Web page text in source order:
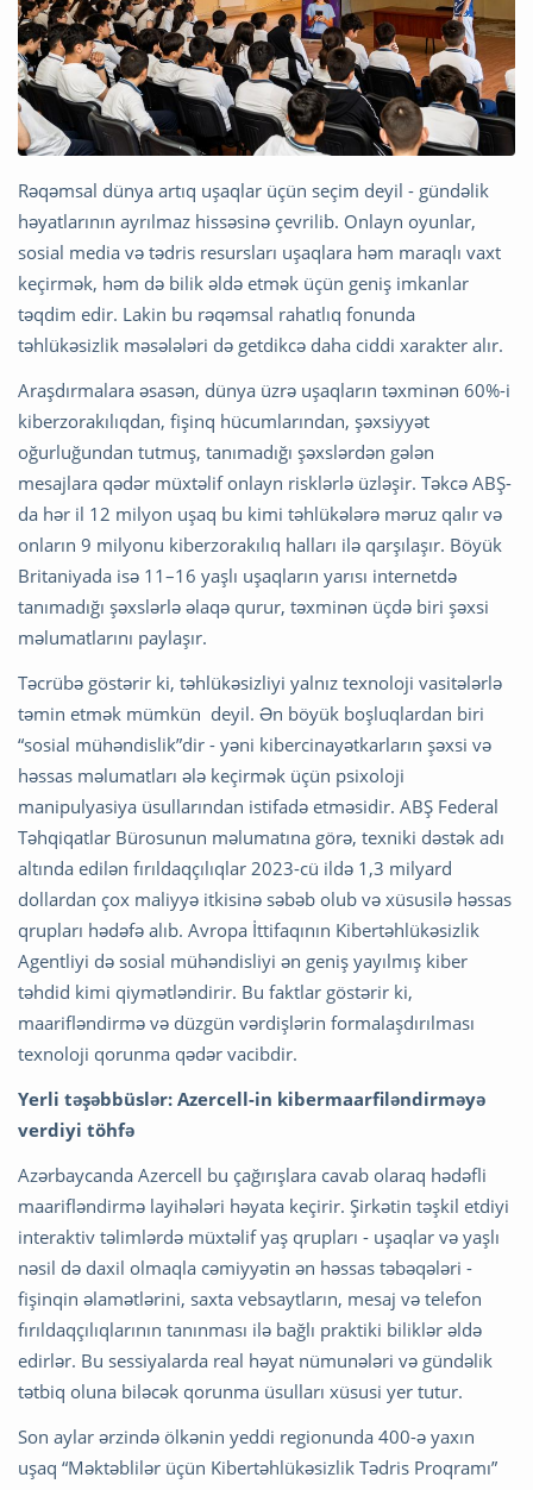
Rəqəmsal dünya artıq uşaqlar üçün seçim deyil - gündəlik
həyatlarının ayrılmaz hissəsinə çevrilib. Onlayn oyunlar,
sosial media və tədris resursları uşaqlara həm maraqlı vaxt
keçirmək, həm də bilik əldə etmək üçün geniş imkanlar
təqdim edir. Lakin bu rəqəmsal rahatlıq fonunda
təhlükəsizlik məsələləri də getdikcə daha ciddi xarakter alır.
Araşdırmalara əsasən, dünya üzrə uşaqların təxminən 60%-i
kiberzorakılıqdan, fişinq hücumlarından, şəxsiyyət
oğurluğundan tutmuş, tanımadığı şəxslərdən gələn
mesajlara qədər müxtəlif onlayn risklərlə üzləşir. Təkcə ABŞ-
da hər il 12 milyon uşaq bu kimi təhlükələrə məruz qalır və
onların 9 milyonu kiberzorakılıq halları ilə qarşılaşır. Böyük
Britaniyada isə 11–16 yaşlı uşaqların yarısı internetdə
tanımadığı şəxslərlə əlaqə qurur, təxminən üçdə biri şəxsi
məlumatlarını paylaşır.
Təcrübə göstərir ki, təhlükəsizliyi yalnız texnoloji vasitələrlə
təmin etmək mümkün deyil. Ən böyük boşluqlardan biri
“sosial mühəndislik”dir - yəni kibercinayətkarların şəxsi və
həssas məlumatları ələ keçirmək üçün psixoloji
manipulyasiya üsullarından istifadə etməsidir. ABŞ Federal
Təhqiqatlar Bürosunun məlumatına görə, texniki dəstək adı
altında edilən fırıldaqçılıqlar 2023-cü ildə 1,3 milyard
dollardan çox maliyyə itkisinə səbəb olub və xüsusilə həssas
qrupları hədəfə alıb. Avropa İttifaqının Kibertəhlükəsizlik
Agentliyi də sosial mühəndisliyi ən geniş yayılmış kiber
təhdid kimi qiymətləndirir. Bu faktlar göstərir ki,
maarifləndirmə və düzgün vərdişlərin formalaşdırılması
texnoloji qorunma qədər vacibdir.
Yerli təşəbbüslər: Azercell-in kibermaarfiləndirməyə
verdiyi töhfə
Azərbaycanda Azercell bu çağırışlara cavab olaraq hədəfli
maarifləndirmə layihələri həyata keçirir. Şirkətin təşkil etdiyi
interaktiv təlimlərdə müxtəlif yaş qrupları - uşaqlar və yaşlı
nəsil də daxil olmaqla cəmiyyətin ən həssas təbəqələri -
fişinqin əlamətlərini, saxta vebsaytların, mesaj və telefon
fırıldaqçılıqlarının tanınması ilə bağlı praktiki biliklər əldə
edirlər. Bu sessiyalarda real həyat nümunələri və gündəlik
tətbiq oluna biləcək qorunma üsulları xüsusi yer tutur.
Son aylar ərzində ölkənin yeddi regionunda 400-ə yaxın
uşaq “Məktəblilər üçün Kibertəhlükəsizlik Tədris Proqramı”